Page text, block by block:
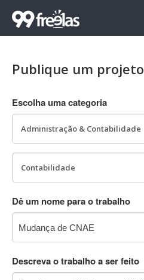
Publique um projeto
Escolha uma categoria
Dê um nome para o trabalho
Descreva o trabalho a ser feito